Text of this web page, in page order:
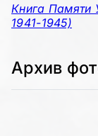
Книга Памяти
1941-1945)
Архив